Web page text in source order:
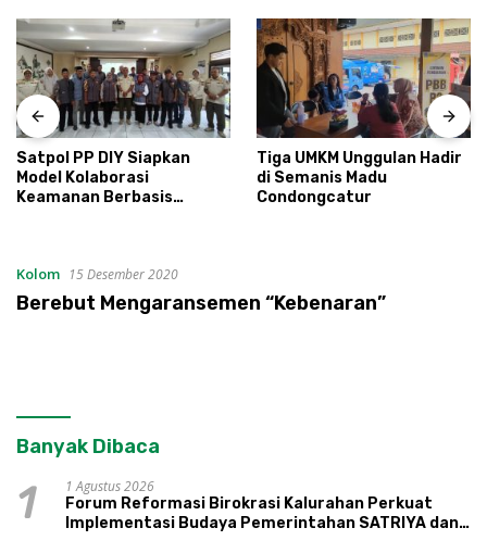
Satpol PP DIY Siapkan
Model Kolaborasi
Keamanan Berbasis
Tiga UMKM Unggulan Hadir
di Semanis Madu
Condongcatur
Kolom 15 Desember 2020
Berebut Mengaransemen “Kebenaran”
Banyak Dibaca
1
1 Agustus 2026
Forum Reformasi Birokrasi Kalurahan Perkuat
Implementasi Budaya Pemerintahan SATRIYA dan